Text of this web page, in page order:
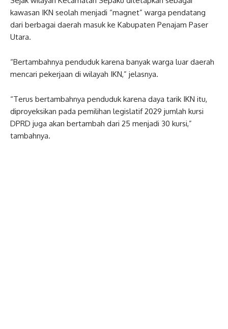
kawasan IKN seolah menjadi “magnet” warga pendatang
dari berbagai daerah masuk ke Kabupaten Penajam Paser
Utara.
“Bertambahnya penduduk karena banyak warga luar daerah
mencari pekerjaan di wilayah IKN,” jelasnya.
“Terus bertambahnya penduduk karena daya tarik IKN itu,
diproyeksikan pada pemilihan legislatif 2029 jumlah kursi
DPRD juga akan bertambah dari 25 menjadi 30 kursi,”
tambahnya.